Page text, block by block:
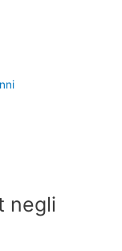
negli